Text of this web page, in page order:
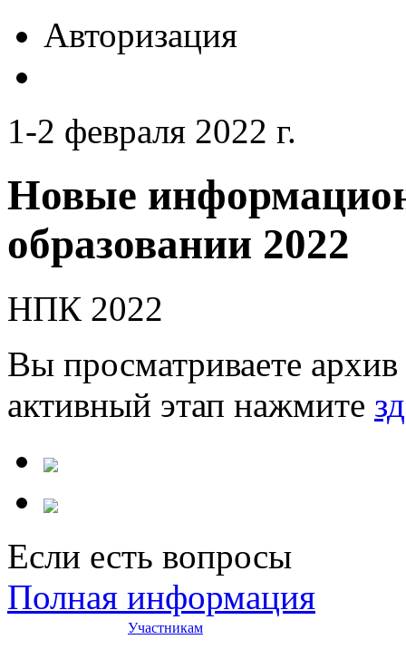
Авторизация
1-2 февраля 2022 г.
Новые
образовании 2022
НПК 2022
Вы просматриваете
активный этап нажмите
Если есть вопросы
Полная информация
Участникам